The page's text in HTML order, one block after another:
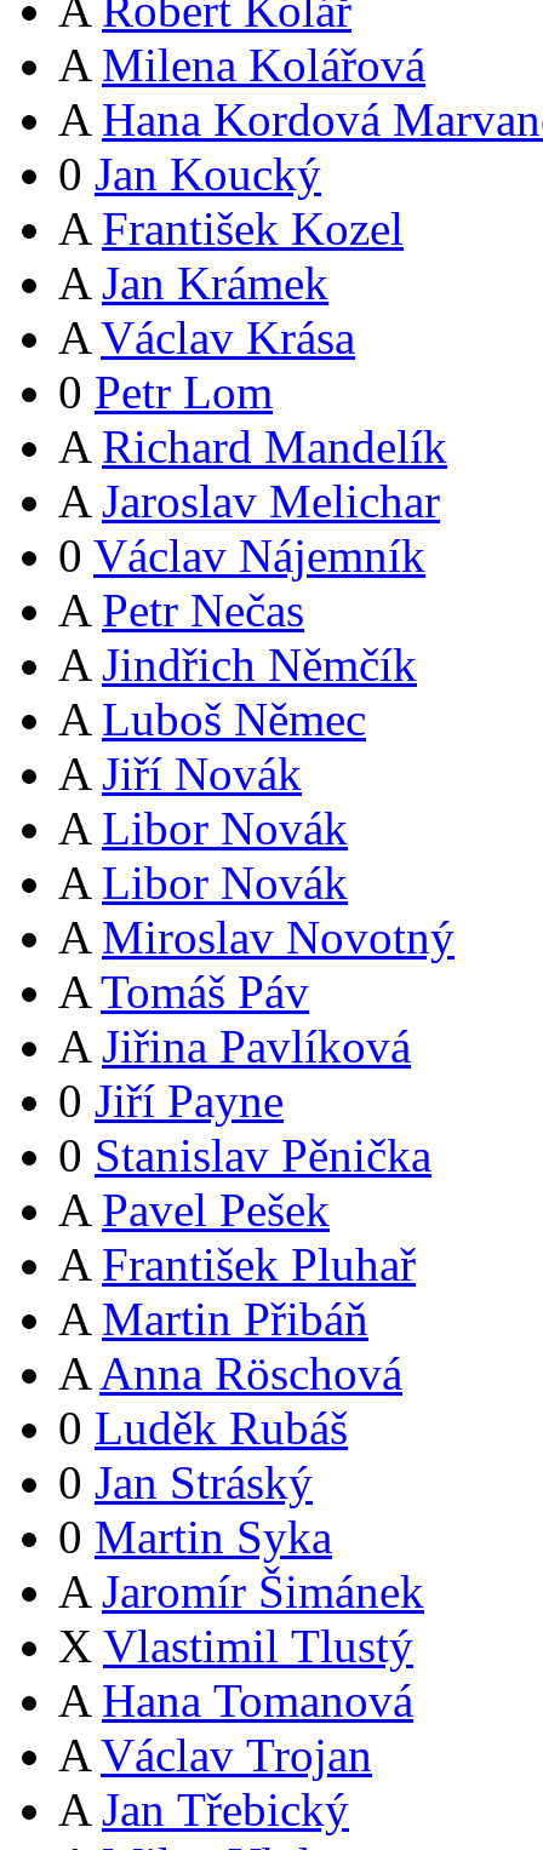
A Milena Kolářová
A Hana Kordová
0 Jan Koucký
A František Kozel
A Jan Krámek
A Václav Krása
0 Petr Lom
A Richard Mandelík
A Jaroslav Melichar
0 Václav Nájemník
A Petr Nečas
A Jindřich Němčík
A Luboš Němec
A Jiří Novák
A Libor Novák
A Libor Novák
A Miroslav Novotný
A Tomáš Páv
A Jiřina Pavlíková
0 Jiří Payne
0 Stanislav Pěnička
A Pavel Pešek
A František Pluhař
A Martin Přibáň
A Anna Röschová
0 Luděk Rubáš
0 Jan Stráský
0 Martin Syka
A Jaromír Šimánek
X Vlastimil Tlustý
A Hana Tomanová
A Václav Trojan
A Jan Třebický